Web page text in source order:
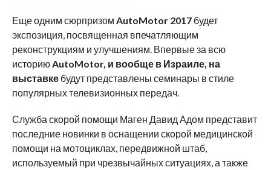
Еще одним сюрпризом AutoMotor2017 будет
экспозиция, посвященная впечатляющим
реконструкциям и улучшениям. Впервые за всю
историю AutoMotor, и вообще в Израиле, на
выставке будут представлены семинары в стиле
популярных телевизионных передач.
Служба скорой помощи Маген Давид Адом представит
последние новинки в оснащении скорой медицинской
помощи на мотоциклах, передвижной штаб,
используемый при чрезвычайных ситуациях, а также